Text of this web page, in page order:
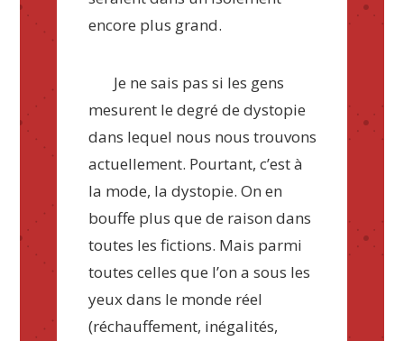
encore plus grand.
Je ne sais pas si les gens
mesurent le degré de dystopie
dans lequel nous nous trouvons
actuellement. Pourtant, c’est à
la mode, la dystopie. On en
bouffe plus que de raison dans
toutes les fictions. Mais parmi
toutes celles que l’on a sous les
yeux dans le monde réel
(réchauffement, inégalités,